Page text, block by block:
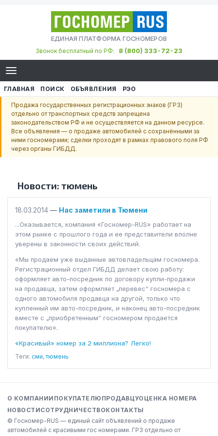
ЕДИНАЯ ПЛАТФОРМА ГОСНОМЕРОВ
Звонок бесплатный по РФ:
8 (800) 333-72-23
ГЛАВНАЯ ПОИСК ОБЪЯВЛЕНИЯ РЭО
Продажа государственных регистрационных знаков (ГРЗ)
отдельно от транспортных средств запрещена
законодательством РФ и не осуществляется на данном ресурсе.
Все объявления — о продаже автомобилей с сохранёнными за
ними госномерами; сделки проходят в рамках правового поля РФ
через органы ГИБДД.
Новости: тюмень
18.03.2014 — Нас заметили в Тюмени
...Оказывается, компания «Госномер-RUS» работает на
этом рынке с прошлого года и ее представители вполне
уверены в законности своих действий.
«Мы продаем уже выданные автовладельцам госномера.
Регистрационный отдел ГИБДД делает свою работу:
оформляет авто-посредник по договору купли-продажи
на продавца, затем оформляет „перевес“ госномера с
одного автомобиля продавца на другой, только что
купленный им авто-посредник, и наконец авто-посредник
вместе с „приобретенным“ госномером продается
покупателю».
«Красивый» номер за 2 миллиона? Легко!
Теги: сми,тюмень
© Госномер-RUS — единый сайт объявлений о продаже
автомобилей с красивыми гос номерами. ГРЗ отдельно от
О КОМПАНИИ ПОКУПАТЕЛЮ ПРОДАВЦУОЦЕНКА НОМЕРА
НОВОСТИСОТРУДНИЧЕСТВОКОНТАКТЫ